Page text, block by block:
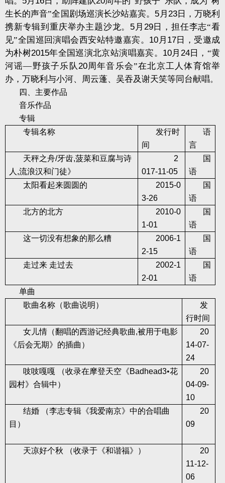
生长的声音”全国剧场巡演长沙站嘉宾。 5 月 23日，万晓利
携新专辑到重庆举办主题沙龙。 5 月 29日，担任李志“看
见”全国巡回演唱会西安站特邀嘉宾。 10 月 17日，受邀成
为朴树2015年全国巡演北京站演唱嘉宾。 10月 24日，“黄
河谣—野孩子乐队20周年音乐会”在北京工人体育馆举
办，万晓利与小河、周云蓬、吴吞及谢天笑等同台献唱。
四、主要作品
音乐作品
专辑
专辑名称
发行时
间
语
言
天秤之舟/牙齿,菠菜和豆腐与诗
人 ,流浪汉和门徒》
2
017-11-05
国
语
太阳看起来圆圆的
2015-0
3-26
国
语
北方的北方
2010-0
1-01
国
语
这一切没有想象的那么糟
2006-1
2-15
国
语
走过来 走过去
2002-1
2-01
国
语
单曲
歌曲名称（歌曲说明）
发
行时间
女儿情（翻唱的西游记经典歌曲,被用于电影
《后会无期》的插曲）
20
14-07-
24
吱吱嘎嘎
（收录在摩登天空《Badhead3•花
园村》合辑中）
20
04-09-
10
结婚
（李志专辑《我爱南京》中的合唱曲
目）
20
09
天凉好个秋 （收录于《和谐福》）
20
11-12-
06